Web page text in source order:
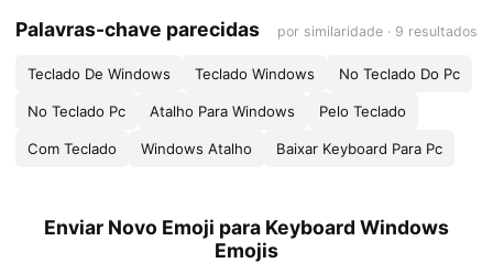
Palavras-chave parecidas por similaridade · 9 resultados
Teclado De Windows Teclado Windows No Teclado Do Pc
No Teclado Pc Atalho Para Windows Pelo Teclado
Com Teclado Windows Atalho Baixar Keyboard Para Pc
Enviar Novo Emoji para Keyboard Windows
Emojis